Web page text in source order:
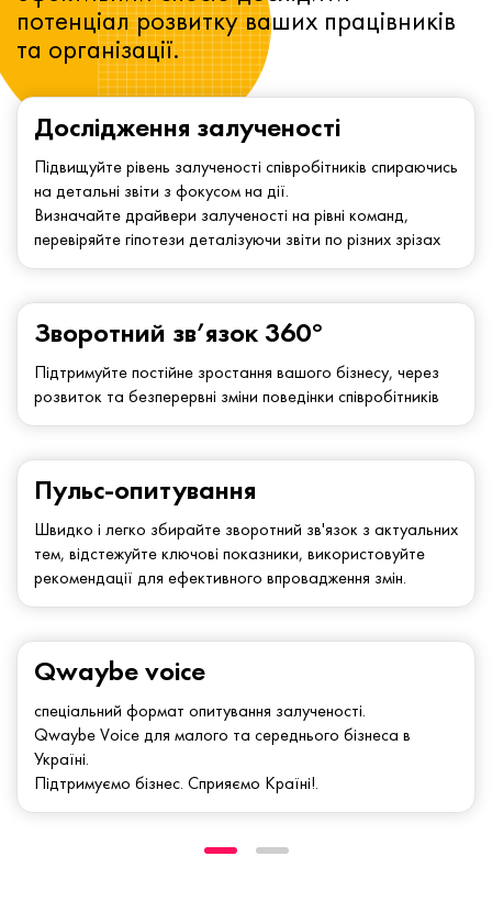
Дослідження залученості
Підвищуйте рівень залученості співробітників спираючись
на детальні звіти з фокусом на дії.
Визначайте драйвери залученості на рівні команд,
перевіряйте гіпотези деталізуючи звіти по різних зрізах
Зворотний зв’язок 360°
Підтримуйте постійне зростання вашого бізнесу, через
розвиток та безперервні зміни поведінки співробітників
потенціал розвитку ваших працівників
та організації.
Qwaybe voice
спеціальний формат опитування залученості.
Qwaybe Voice для малого та середнього бізнеса в
Україні.
Підтримуємо бізнес. Сприяємо Країні!.
Пульс-опитування
Швидко і легко збирайте зворотний зв'язок з актуальних
тем, відстежуйте ключові показники, використовуйте
рекомендації для ефективного впровадження змін.